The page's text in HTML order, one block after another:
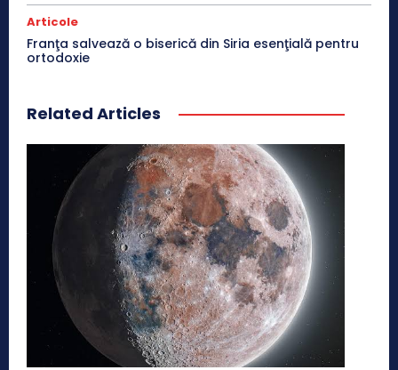
Articole
Franţa salvează o biserică din Siria esenţială pentru
ortodoxie
Related Articles